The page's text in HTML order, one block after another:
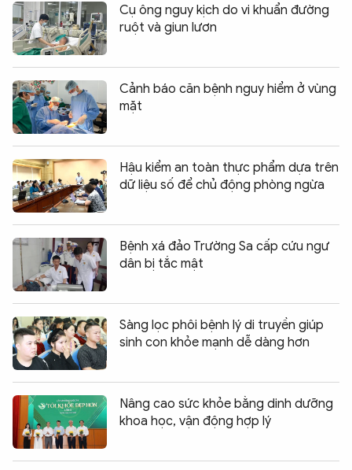
Cụ ông nguy kịch do vi khuẩn đường
ruột và giun lươn
Cảnh báo căn bệnh nguy hiểm ở vùng
mặt
Hậu kiểm an toàn thực phẩm dựa trên
dữ liệu số để chủ động phòng ngừa
Bệnh xá đảo Trường Sa cấp cứu ngư
dân bị tắc mật
Sàng lọc phôi bệnh lý di truyền giúp
sinh con khỏe mạnh dễ dàng hơn
Nâng cao sức khỏe bằng dinh dưỡng
khoa học, vận động hợp lý